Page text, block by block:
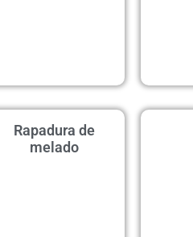
Rapadura de
melado